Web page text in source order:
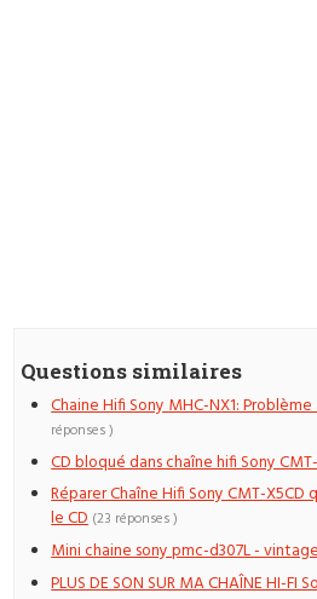
Questions similaires
Chaine Hifi Sony MHC-NX1:
réponses )
CD bloqué dans chaîne hifi Sony
Réparer Chaîne Hifi Sony CMT-
le CD (23 réponses )
Mini chaine sony pmc-d307L -
PLUS DE SON SUR MA CHAÎNE HI-FI